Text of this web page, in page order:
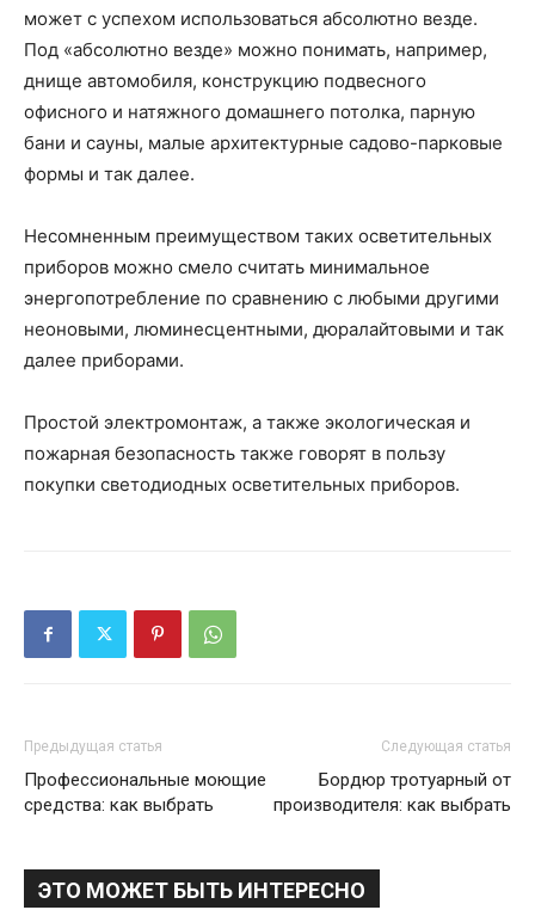
может с успехом использоваться абсолютно везде.
Под «абсолютно везде» можно понимать, например,
днище автомобиля, конструкцию подвесного
офисного и натяжного домашнего потолка, парную
бани и сауны, малые архитектурные садово-парковые
формы и так далее.
Несомненным преимуществом таких осветительных
приборов можно смело считать минимальное
энергопотребление по сравнению с любыми другими
неоновыми, люминесцентными, дюралайтовыми и так
далее приборами.
Простой электромонтаж, а также экологическая и
пожарная безопасность также говорят в пользу
покупки светодиодных осветительных приборов.
Предыдущая статья
Профессиональные моющие
средства: как выбрать
Следующая статья
Бордюр тротуарный от
производителя: как выбрать
ЭТО МОЖЕТ БЫТЬ ИНТЕРЕСНО